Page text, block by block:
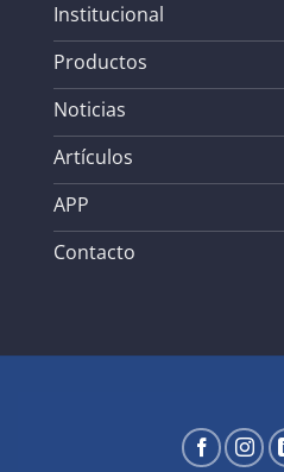
Institucional
Productos
Noticias
Artículos
APP
Contacto